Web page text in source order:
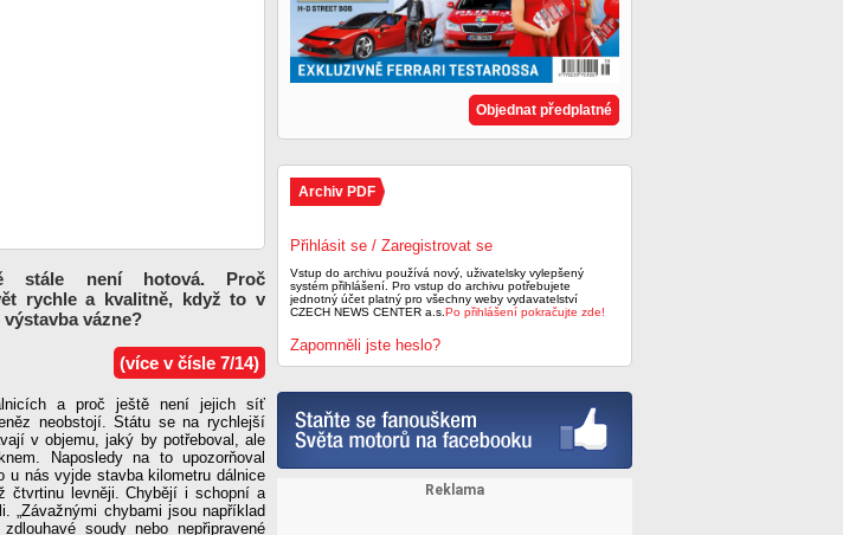
stále není hotová. Proč
rychle a kvalitně, když to v
vázne?
(více v čísle 7/14)
a proč ještě není jejich síť
neobstojí. Státu se na rychlejší
v objemu, jaký by potřeboval, ale
Naposledy na to upozorňoval
u nás vyjde stavba kilometru dálnice
čtvrtinu levněji. Chybějí i schopní a
„Závažnými chybami jsou například
soudy nebo nepřipravené
Objednat předplatné
Archiv PDF
Přihlásit se / Zaregistrovat se
Vstup do archivu používá nový, uživatelsky vylepšený
systém přihlášení. Pro vstup do archivu potřebujete
jednotný účet platný pro všechny weby vydavatelství
CZECH NEWS CENTER a.s. Po přihlášení pokračujte zde!
Zapomněli jste heslo?